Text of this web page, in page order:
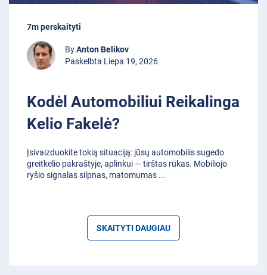
7m perskaityti
ByAnton Belikov
Paskelbta Liepa 19, 2026
Kodėl Automobiliui Reikalinga
Kelio Fakelė?
Įsivaizduokite tokią situaciją: jūsų automobilis sugedo
greitkelio pakraštyje, aplinkui — tirštas rūkas. Mobiliojo
ryšio signalas silpnas, matomumas ...
SKAITYTI DAUGIAU